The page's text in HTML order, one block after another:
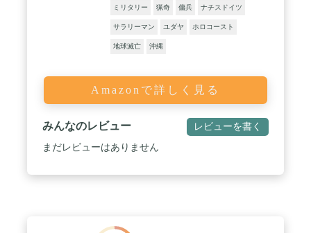
ミリタリー 猟奇 傭兵 ナチスドイツ
サラリーマン ユダヤ ホロコースト
地球滅亡 沖縄
Amazonで詳しく見る
みんなのレビュー レビューを書く
まだレビューはありません